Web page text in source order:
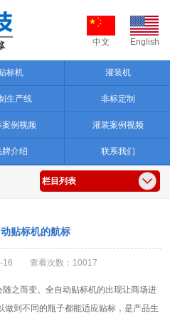
中文 English
标机 灌装机
生产线 非标定制
案例视频 灌装案例视频
牌介绍 联系我们
栏目列表
贴标机的航标
16 查看次数：10017
之而变。全自动贴标机的出现让商场进
做到不同的瓶子都能适应贴标，是产品生